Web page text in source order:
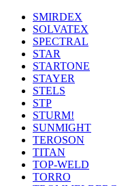
SMIRDEX
SOLVATEX
SPECTRAL
STAR
STARTONE
STAYER
STELS
STP
STURM!
SUNMIGHT
TEROSON
TITAN
TOP-WELD
TORRO